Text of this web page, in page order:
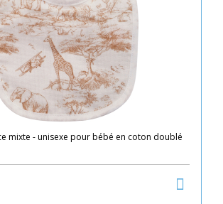
mixte - unisexe pour bébé en coton doublé